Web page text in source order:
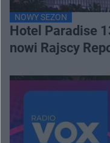
NOWY SEZON
Hotel Paradise
nowi Rajscy